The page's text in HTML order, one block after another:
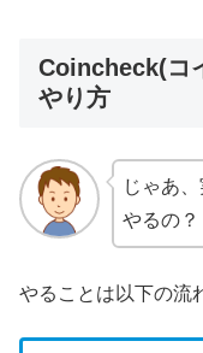
Coincheck(コ
やり方
じゃあ
やるの？
やることは以下の流